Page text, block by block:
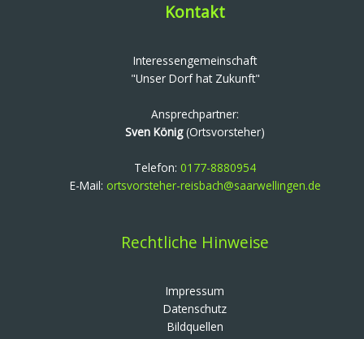
Kontakt
Interessengemeinschaft
"Unser Dorf hat Zukunft"
Ansprechpartner:
Sven König(Ortsvorsteher)
Telefon:0177-8880954
E-Mail: ortsvorsteher-reisbach@saarwellingen.de
Rechtliche Hinweise
Impressum
Datenschutz
Bildquellen